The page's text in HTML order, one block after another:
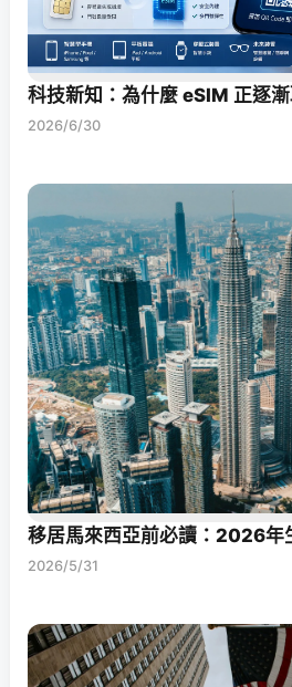
科技新知：為什麼 eSIM 正逐
2026/6/30
移居馬來西亞前必讀：2026年
2026/5/31